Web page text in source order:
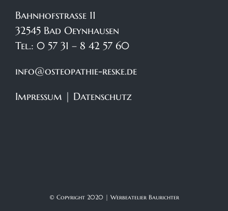
Bahnhofstraße 11
32545 Bad Oeynhausen
Tel.: 0 57 31 – 8 42 57 60
info@osteopathie-reske.de
Impressum | Datenschutz
© Copyright 2020 | Werbeatelier Baurichter